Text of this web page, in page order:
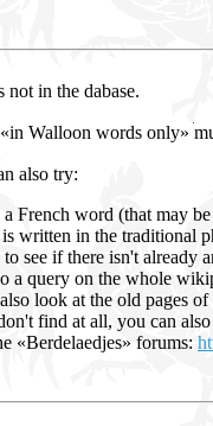
not in the dabase.
Walloon words only»
also try:
a French word (that may
written in the traditional
see if there isn't already
a query on the whole
look at the old pages
find at all, you can
«Berdelaedjes» forums: